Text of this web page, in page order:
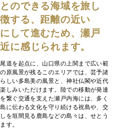
のできる海域を旅し
する、距離の近い
して進むため、瀬戸
に感じられます。
道を起点に、山口県の上関まで広い範
原風景が残るこのエリアでは、芸予諸
しい多島美の風景と、神社仏閣や近代
しみいただけます。陸での移動が発達
繋ぐ交通を支えた瀬戸内海には、多く
に伝わる文化を守り続ける祝島や、交
を垣間見る鹿島などの島々は、せとう
す。